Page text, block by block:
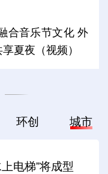
合音乐节文化 外
夏夜（视频）
环创 城市
电梯”将成型